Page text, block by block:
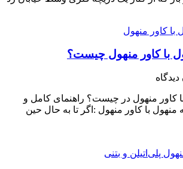
با کاور منهول چیست؟
کاور منهول در چیست؟ راهنمای کامل و
منهول با کاور منهول :اگر تا به حال حین